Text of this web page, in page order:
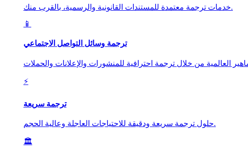
خدمات ترجمة معتمدة للمستندات القانونية والرسمية، بالقرب منك.
📱
ترجمة وسائل التواصل الاجتماعي
⚡
ترجمة سريعة
حلول ترجمة سريعة ودقيقة للاحتياجات العاجلة وعالية الحجم.
🏛️